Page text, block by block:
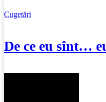
Cugetări
De ce eu sînt…